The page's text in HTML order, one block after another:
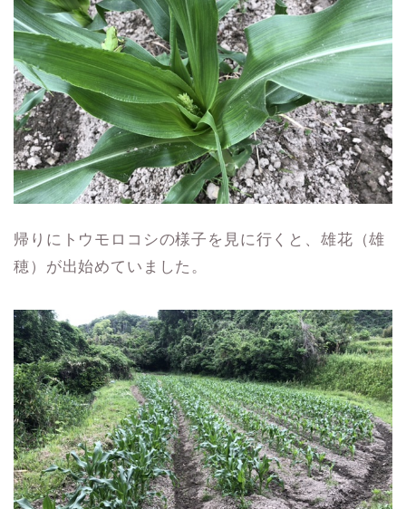
帰りにトウモロコシの様子を見に行くと、雄花（雄
穂）が出始めていました。